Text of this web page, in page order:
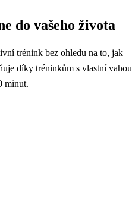
do vašeho života
trénink bez ohledu na to, jak
díky tréninkům s vlastní vahou
minut.